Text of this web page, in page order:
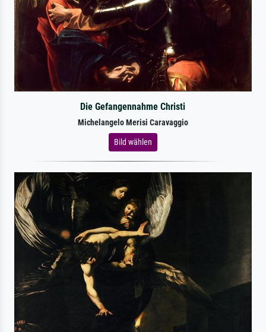
Die Gefangennahme Christi
Michelangelo Merisi Caravaggio
Bild wählen